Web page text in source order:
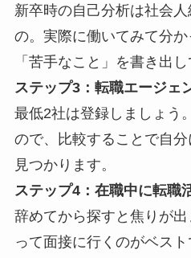
新卒時の自己分析は社会
の。実際に働いてみて分か
「苦手なこと」を書き出
ステップ3：転職エージェ
最低2社は登録しましょう
ので、比較することで自
見つかります。
ステップ4：在職中に転職
辞めてから探すと焦りが
って面接に行くのがベス